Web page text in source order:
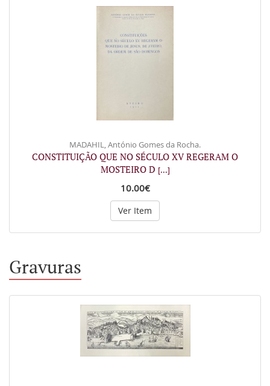
MADAHIL, António Gomes da Rocha.
CONSTITUIÇÃO QUE NO SÉCULO XV REGERAM O
MOSTEIRO D [...]
10.00€
Ver Item
Gravuras